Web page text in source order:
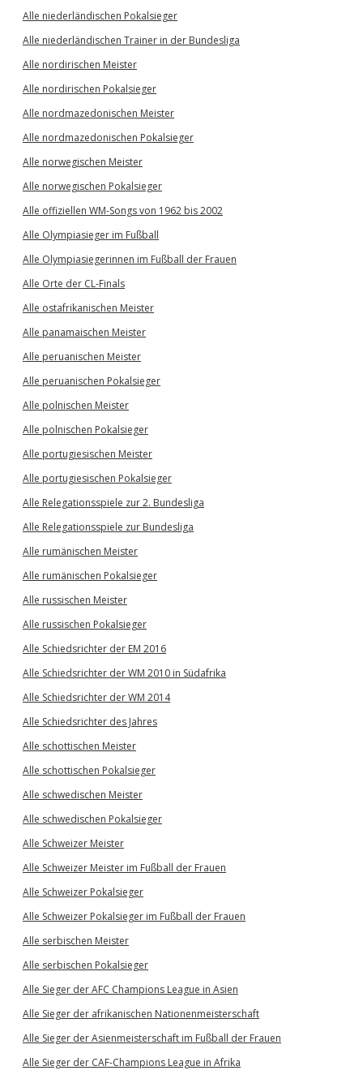
Alle niederländischen Pokalsieger
Alle niederländischen Trainer in der Bundesliga
Alle nordirischen Meister
Alle nordirischen Pokalsieger
Alle nordmazedonischen Meister
Alle nordmazedonischen Pokalsieger
Alle norwegischen Meister
Alle norwegischen Pokalsieger
Alle offiziellen WM-Songs von 1962 bis 2002
Alle Olympiasieger im Fußball
Alle Olympiasiegerinnen im Fußball der Frauen
Alle Orte der CL-Finals
Alle ostafrikanischen Meister
Alle panamaischen Meister
Alle peruanischen Meister
Alle peruanischen Pokalsieger
Alle polnischen Meister
Alle polnischen Pokalsieger
Alle portugiesischen Meister
Alle portugiesischen Pokalsieger
Alle Relegationsspiele zur 2. Bundesliga
Alle Relegationsspiele zur Bundesliga
Alle rumänischen Meister
Alle rumänischen Pokalsieger
Alle russischen Meister
Alle russischen Pokalsieger
Alle Schiedsrichter der EM 2016
Alle Schiedsrichter der WM 2010 in Südafrika
Alle Schiedsrichter der WM 2014
Alle Schiedsrichter des Jahres
Alle schottischen Meister
Alle schottischen Pokalsieger
Alle schwedischen Meister
Alle schwedischen Pokalsieger
Alle Schweizer Meister
Alle Schweizer Meister im Fußball der Frauen
Alle Schweizer Pokalsieger
Alle Schweizer Pokalsieger im Fußball der Frauen
Alle serbischen Meister
Alle serbischen Pokalsieger
Alle Sieger der AFC Champions League in Asien
Alle Sieger der afrikanischen Nationenmeisterschaft
Alle Sieger der Asienmeisterschaft im Fußball der Frauen
Alle Sieger der CAF-Champions League in Afrika